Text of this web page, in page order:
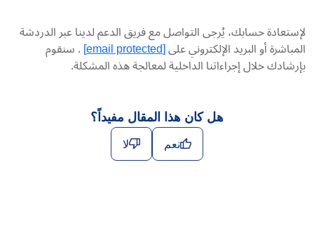
لإستعادة حسابك، يُرجى التواصل مع فريق الدعم لدينا عبر الدردشة
المباشرة أو البريد الإلكتروني على[email protected] . سنقوم
بإرشادك خلال إجراءاتنا الداخلية لمعالجة هذه المشكلة.
هل كان هذا المقال مفيداً؟
نعم لا